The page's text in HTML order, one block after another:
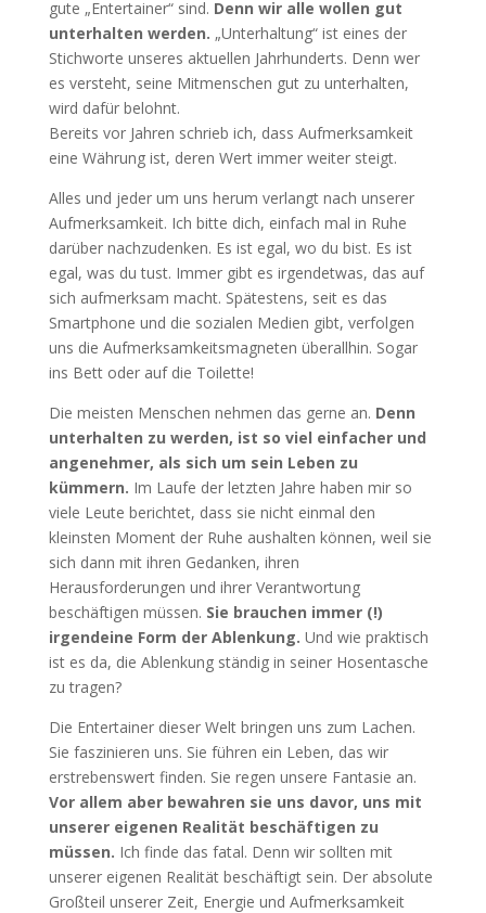
gute „Entertainer“ sind. Denn wir alle wollen gut
unterhalten werden. „Unterhaltung“ ist eines der
Stichworte unseres aktuellen Jahrhunderts. Denn wer
es versteht, seine Mitmenschen gut zu unterhalten,
wird dafür belohnt.
Bereits vor Jahren schrieb ich, dass Aufmerksamkeit
eine Währung ist, deren Wert immer weiter steigt.
Alles und jeder um uns herum verlangt nach unserer
Aufmerksamkeit. Ich bitte dich, einfach mal in Ruhe
darüber nachzudenken. Es ist egal, wo du bist. Es ist
egal, was du tust. Immer gibt es irgendetwas, das auf
sich aufmerksam macht. Spätestens, seit es das
Smartphone und die sozialen Medien gibt, verfolgen
uns die Aufmerksamkeitsmagneten überallhin. Sogar
ins Bett oder auf die Toilette!
Die meisten Menschen nehmen das gerne an. Denn
unterhalten zu werden, ist so viel einfacher und
angenehmer, als sich um sein Leben zu
kümmern. Im Laufe der letzten Jahre haben mir so
viele Leute berichtet, dass sie nicht einmal den
kleinsten Moment der Ruhe aushalten können, weil sie
sich dann mit ihren Gedanken, ihren
Herausforderungen und ihrer Verantwortung
beschäftigen müssen. Sie brauchen immer (!)
irgendeine Form der Ablenkung. Und wie praktisch
ist es da, die Ablenkung ständig in seiner Hosentasche
zu tragen?
Die Entertainer dieser Welt bringen uns zum Lachen.
Sie faszinieren uns. Sie führen ein Leben, das wir
erstrebenswert finden. Sie regen unsere Fantasie an.
Vor allem aber bewahren sie uns davor, uns mit
unserer eigenen Realität beschäftigen zu
müssen. Ich finde das fatal. Denn wir sollten mit
unserer eigenen Realität beschäftigt sein. Der absolute
Großteil unserer Zeit, Energie und Aufmerksamkeit